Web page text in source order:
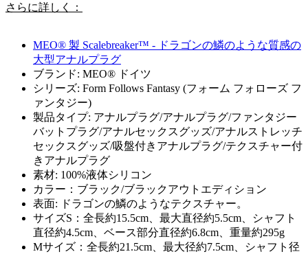
さらに詳しく：
MEO® 製 Scalebreaker™ - ドラゴンの鱗のような質感の
大型アナルプラグ
ブランド: MEO® ドイツ
シリーズ: Form Follows Fantasy (フォーム フォローズ フ
ァンタジー)
製品タイプ: アナルプラグ/アナルプラグ/ファンタジー
バットプラグ/アナルセックスグッズ/アナルストレッチ
セックスグッズ/吸盤付きアナルプラグ/テクスチャー付
きアナルプラグ
素材: 100%液体シリコン
カラー：ブラック/ブラックアウトエディション
表面: ドラゴンの鱗のようなテクスチャー。
サイズS：全長約15.5cm、最大直径約5.5cm、シャフト
直径約4.5cm、ベース部分直径約6.8cm、重量約295g
Mサイズ：全長約21.5cm、最大径約7.5cm、シャフト径